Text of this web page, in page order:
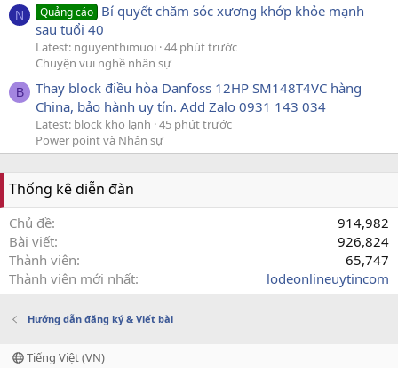
N Quảng cáo Bí quyết chăm sóc xương khớp khỏe mạnh
sau tuổi 40
Latest: nguyenthimuoi 44 phút trước
Chuyện vui nghề nhân sự
B
Thay block điều hòa Danfoss 12HP SM148T4VC hàng
China, bảo hành uy tín. Add Zalo 0931 143 034
Latest: block kho lạnh 45 phút trước
Power point và Nhân sự
Thống kê diễn đàn
Chủ đề
914,982
Bài viết
926,824
Thành viên
65,747
Thành viên mới nhất
lodeonlineuytincom
Hướng dẫn đăng ký & Viết bài
Tiếng Việt (VN)